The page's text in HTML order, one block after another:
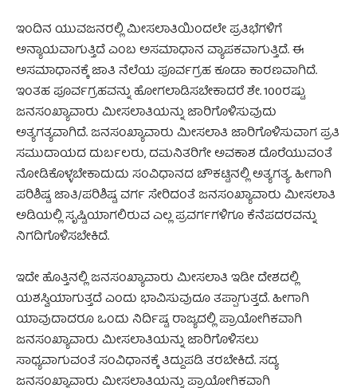
ಇಂದಿನ ಯುವಜನರಲ್ಲಿ ಮೀಸಲಾತಿಯಿಂದಲೇ ಪ್ರತಿಭೆಗಳಿಗೆ
ಅನ್ಯಾಯವಾಗುತ್ತಿದೆ ಎಂಬ ಅಸಮಾಧಾನ ವ್ಯಾಪಕವಾಗುತ್ತಿದೆ. ಈ
ಅಸಮಾಧಾನಕ್ಕೆ ಜಾತಿ ನೆಲೆಯ ಪೂರ್ವಗ್ರಹ ಕೂಡಾ ಕಾರಣವಾಗಿದೆ.
ಇಂತಹ ಪೂರ್ವಗ್ರಹವನ್ನು ಹೋಗಲಾಡಿಸಬೇಕಾದರೆ ಶೇ. 100ರಷ್ಟು
ಜನಸಂಖ್ಯಾವಾರು ಮೀಸಲಾತಿಯನ್ನು ಜಾರಿಗೊಳಿಸುವುದು
ಅತ್ಯಗತ್ಯವಾಗಿದೆ. ಜನಸಂಖ್ಯಾವಾರು ಮೀಸಲಾತಿ ಜಾರಿಗೊಳಿಸುವಾಗ ಪ್ರತಿ
ಸಮುದಾಯದ ದುರ್ಬಲರು, ದಮನಿತರಿಗೇ ಅವಕಾಶ ದೊರೆಯುವಂತೆ
ನೋಡಿಕೊಳ್ಳಬೇಕಾದುದು ಸಂವಿಧಾನದ ಚೌಕಟ್ಟಿನಲ್ಲಿ ಅತ್ಯಗತ್ಯ. ಹೀಗಾಗಿ
ಪರಿಶಿಷ್ಟ ಜಾತಿ/ಪರಿಶಿಷ್ಟ ವರ್ಗ ಸೇರಿದಂತೆ ಜನಸಂಖ್ಯಾವಾರು ಮೀಸಲಾತಿ
ಅಡಿಯಲ್ಲಿ ಸೃಷ್ಟಿಯಾಗಲಿರುವ ಎಲ್ಲ ಪ್ರವರ್ಗಗಳಿಗೂ ಕೆನೆಪದರವನ್ನು
ನಿಗದಿಗೊಳಿಸಬೇಕಿದೆ.
ಇದೇ ಹೊತ್ತಿನಲ್ಲಿ ಜನಸಂಖ್ಯಾವಾರು ಮೀಸಲಾತಿ ಇಡೀ ದೇಶದಲ್ಲಿ
ಯಶಸ್ವಿಯಾಗುತ್ತದೆ ಎಂದು ಭಾವಿಸುವುದೂ ತಪ್ಪಾಗುತ್ತದೆ. ಹೀಗಾಗಿ
ಯಾವುದಾದರೂ ಒಂದು ನಿರ್ದಿಷ್ಟ ರಾಜ್ಯದಲ್ಲಿ ಪ್ರಾಯೋಗಿಕವಾಗಿ
ಜನಸಂಖ್ಯಾವಾರು ಮೀಸಲಾತಿಯನ್ನು ಜಾರಿಗೊಳಿಸಲು
ಸಾಧ್ಯವಾಗುವಂತೆ ಸಂವಿಧಾನಕ್ಕೆ ತಿದ್ದುಪಡಿ ತರಬೇಕಿದೆ. ಸದ್ಯ
ಜನಸಂಖ್ಯಾವಾರು ಮೀಸಲಾತಿಯನ್ನು ಪ್ರಾಯೋಗಿಕವಾಗಿ